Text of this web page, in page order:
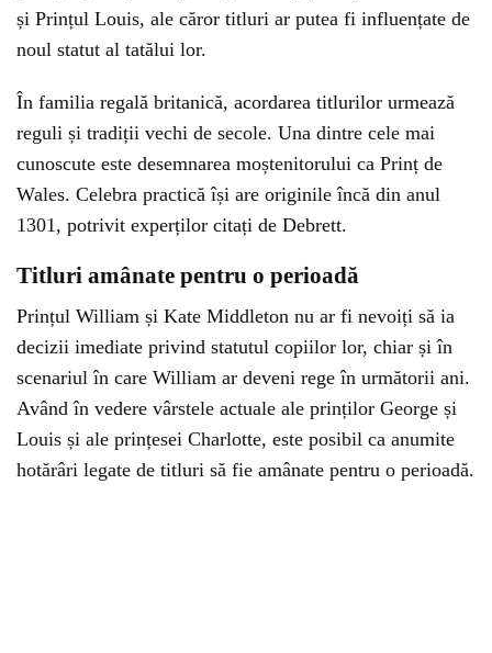
și Prințul Louis, ale căror titluri ar putea fi influențate de
noul statut al tatălui lor.
În familia regală britanică, acordarea titlurilor urmează
reguli și tradiții vechi de secole. Una dintre cele mai
cunoscute este desemnarea moștenitorului ca Prinț de
Wales. Celebra practică își are originile încă din anul
1301, potrivit experților citați de Debrett.
Titluri amânate pentru o perioadă
Prințul William și Kate Middleton nu ar fi nevoiți să ia
decizii imediate privind statutul copiilor lor, chiar și în
scenariul în care William ar deveni rege în următorii ani.
Având în vedere vârstele actuale ale prinților George și
Louis și ale prințesei Charlotte, este posibil ca anumite
hotărâri legate de titluri să fie amânate pentru o perioadă.